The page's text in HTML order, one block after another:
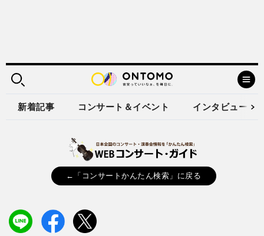
新着記事 コンサート＆イベント インタビュー
←「コンサートかんたん検索」に戻る